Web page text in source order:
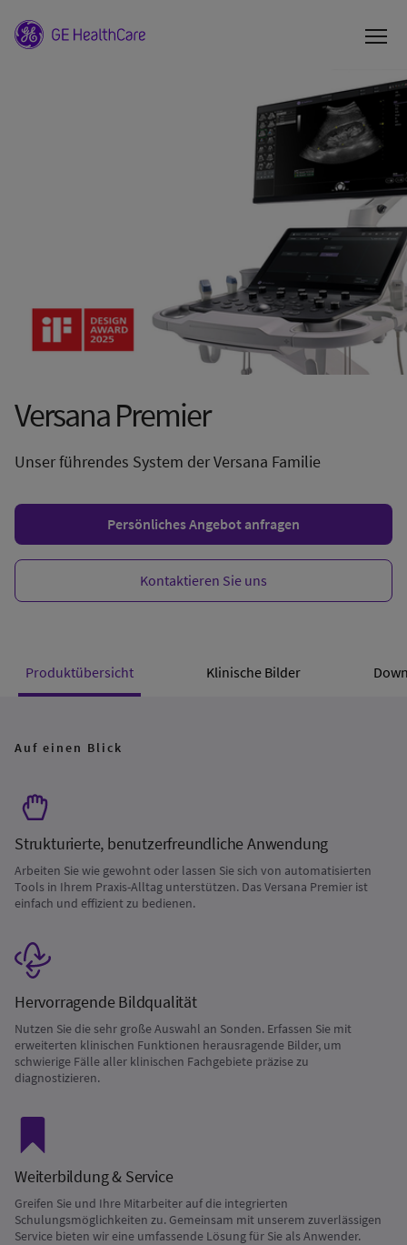
Versana Premier
Unser führendes System der Versana Familie
Persönliches Angebot anfragen
Kontaktieren Sie uns
Produktübersicht Klinische Bilder
Auf einen Blick
Strukturierte, benutzerfreundliche Anwendung
Arbeiten Sie wie gewohnt oder lassen Sie sich von automatisierten
Tools in Ihrem Praxis-Alltag unterstützen. Das Versana Premier ist
einfach und effizient zu bedienen.
Hervorragende Bildqualität
Nutzen Sie die sehr große Auswahl an Sonden. Erfassen Sie mit
erweiterten klinischen Funktionen herausragende Bilder, um
schwierige Fälle aller klinischen Fachgebiete präzise zu
diagnostizieren.
Weiterbildung & Service
Greifen Sie und Ihre Mitarbeiter auf die integrierten
Schulungsmöglichkeiten zu. Gemeinsam mit unserem zuverlässigen
Service bieten wir eine umfassende Lösung für Sie als Anwender.